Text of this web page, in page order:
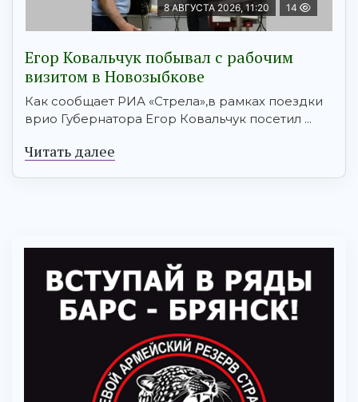
8 АВГУСТА 2026, 11:20 14
Егор Ковальчук побывал с рабочим
визитом в Новозыбкове
Как сообщает РИА «Стрела»,в рамках поездки
врио Губернатора Егор Ковальчук посетил ...
Читать далее